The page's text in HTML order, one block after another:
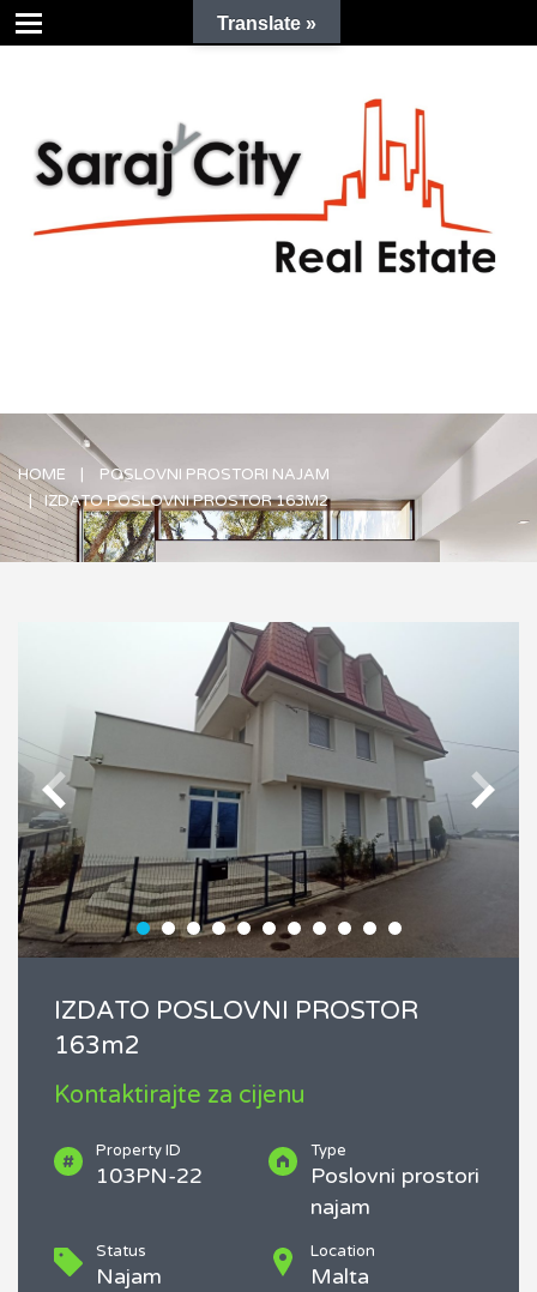
HOME
POSLOVNI PROSTORI NAJAM
IZDATO POSLOVNI PROSTOR 163M2
IZDATO POSLOVNI PROSTOR
163m2
Kontaktirajte za cijenu
Property ID
103PN-22
Type
Poslovni prostori
najam
Status
Najam
Location
Malta
Translate »